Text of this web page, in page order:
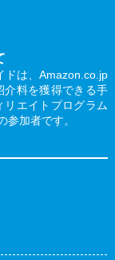
ドは、Amazon.co.jp
介料を獲得できる手
リエイトプログラム
加者です。